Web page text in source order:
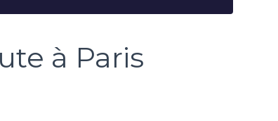
à Paris